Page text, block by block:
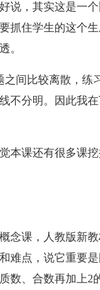
说，其实这是一
抓住学生的这个
。
比较离散，练
不分明。因此我
课还有很多课挖
课，人教版新教
难点，说它重要
、合数再加上2